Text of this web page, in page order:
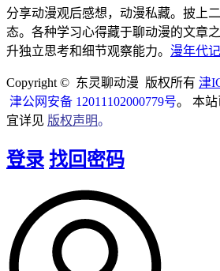
分享动漫观后感想，动漫私藏。披上
态。各种学习心得藏于聊动漫的文章
升独立思考和细节观察能力。 漫年代记
Copyright © 东灵聊动漫 版权所有 津
津公网安备 12011102000779号。 本
宜详见 版权声明。
登录 找回密码